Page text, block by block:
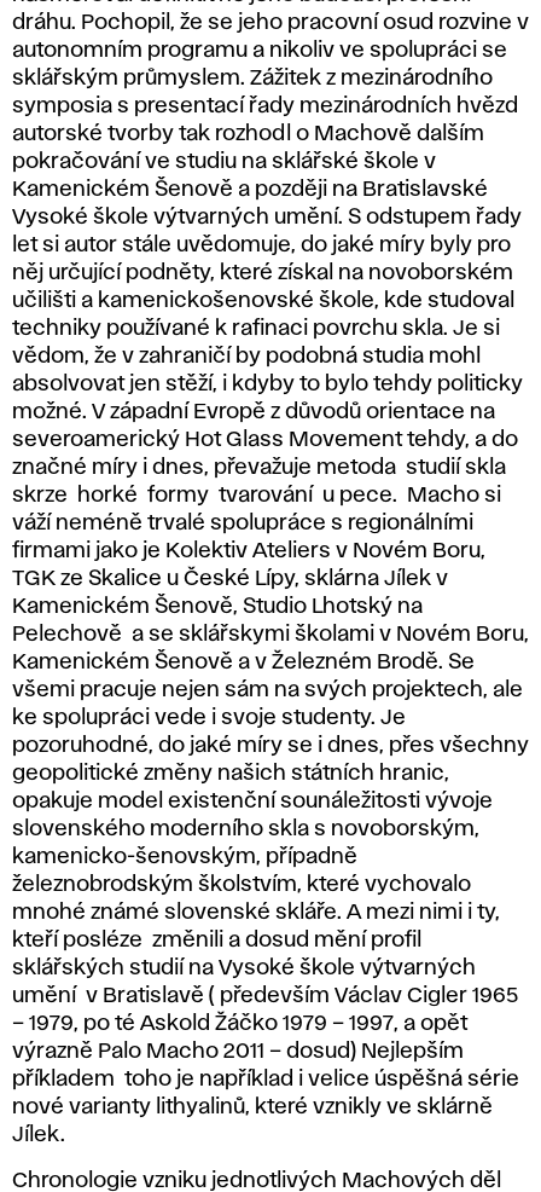
dráhu. Pochopil, že se jeho pracovní osud rozvine v
autonomním programu a nikoliv ve spolupráci se
sklářským průmyslem. Zážitek z mezinárodního
symposia s presentací řady mezinárodních hvězd
autorské tvorby tak rozhodl o Machově dalším
pokračování ve studiu na sklářské škole v
Kamenickém Šenově a později na Bratislavské
Vysoké škole výtvarných umění. S odstupem řady
let si autor stále uvědomuje, do jaké míry byly pro
něj určující podněty, které získal na novoborském
učilišti a kamenickošenovské škole, kde studoval
techniky používané k rafinaci povrchu skla. Je si
vědom, že v zahraničí by podobná studia mohl
absolvovat jen stěží, i kdyby to bylo tehdy politicky
možné. V západní Evropě z důvodů orientace na
severoamerický Hot Glass Movement tehdy, a do
značné míry i dnes, převažuje metoda studií skla
skrze horké formy tvarování u pece. Macho si
váží neméně trvalé spolupráce s regionálními
firmami jako je Kolektiv Ateliers v Novém Boru,
TGK ze Skalice u České Lípy, sklárna Jílek v
Kamenickém Šenově, Studio Lhotský na
Pelechově a se sklářskymi školami v Novém Boru,
Kamenickém Šenově a v Železném Brodě. Se
všemi pracuje nejen sám na svých projektech, ale
ke spolupráci vede i svoje studenty. Je
pozoruhodné, do jaké míry se i dnes, přes všechny
geopolitické změny našich státních hranic,
opakuje model existenční sounáležitosti vývoje
slovenského moderního skla s novoborským,
kamenicko-šenovským, případně
železnobrodským školstvím, které vychovalo
mnohé známé slovenské skláře. A mezi nimi i ty,
kteří posléze změnili a dosud mění profil
sklářských studií na Vysoké škole výtvarných
umění v Bratislavě ( především Václav Cigler 1965
– 1979, po té Askold Žáčko 1979 – 1997, a opět
výrazně Palo Macho 2011 – dosud) Nejlepším
příkladem toho je například i velice úspěšná série
nové varianty lithyalinů, které vznikly ve sklárně
Jílek.
Chronologie vzniku jednotlivých Machových děl